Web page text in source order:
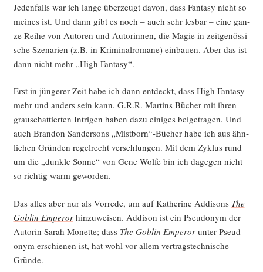
Jeden­falls war ich lan­ge über­zeugt davon, dass Fan­ta­sy nicht so
mei­nes ist. Und dann gibt es noch – auch sehr les­bar – eine gan­
ze Rei­he von Autoren und Autorin­nen, die Magie in zeit­ge­nös­si­
sche Sze­na­ri­en (z.B. in Kri­mi­nal­ro­ma­ne) ein­bau­en. Aber das ist
dann nicht mehr „High Fantasy“.
Erst in jün­ge­rer Zeit habe ich dann ent­deckt, dass High Fan­ta­sy
mehr und anders sein kann. G.R.R. Mar­tins Bücher mit ihren
grau­schat­tier­ten Intri­gen haben dazu eini­ges bei­getra­gen. Und
auch Bran­don San­der­sons „Mistborn“-Bücher habe ich aus ähn­
li­chen Grün­den regel­recht ver­schlun­gen. Mit dem Zyklus rund
um die „dunk­le Son­ne“ von Gene Wol­fe bin ich dage­gen nicht
so rich­tig warm geworden.
Das alles aber nur als Vor­re­de, um auf Kathe­ri­ne Addi­sons The
Goblin Emper­orhin­zu­wei­sen. Addi­son ist ein Pseud­onym der
Autorin Sarah Monet­te; dass The Goblin Emper­orunter Pseud­
onym erschie­nen ist, hat wohl vor allem ver­trags­tech­ni­sche
Gründe.